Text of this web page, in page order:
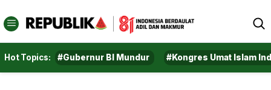
Hot Topics: #Gubernur BI Mundur #Kongres Umat Islam